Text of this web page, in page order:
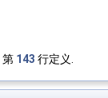
第 143 行定义.